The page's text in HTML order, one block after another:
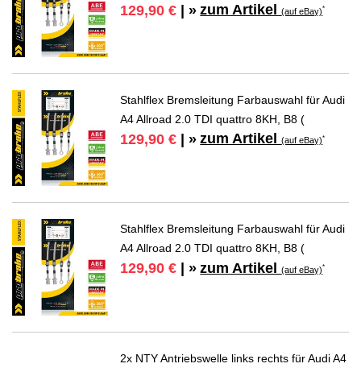
129,90 € | » zum Artikel(auf eBay)*
Stahlflex Bremsleitung Farbauswahl für Audi
A4 Allroad 2.0 TDI quattro 8KH, B8 (
129,90 € | » zum Artikel(auf eBay)*
Stahlflex Bremsleitung Farbauswahl für Audi
A4 Allroad 2.0 TDI quattro 8KH, B8 (
129,90 € | » zum Artikel(auf eBay)*
2x NTY Antriebswelle links rechts für Audi A4